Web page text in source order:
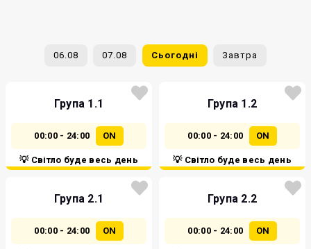
06.08 07.08 Сьогодні Завтра
Група 1.1
00:00 - 24:00 ON
💡 Світло буде весь день
Група 1.2
00:00 - 24:00 ON
💡 Світло буде весь день
Група 2.1
00:00 - 24:00 ON
Група 2.2
00:00 - 24:00 ON